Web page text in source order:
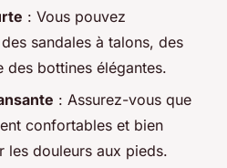
: Vous pouvez
sandales à talons, des
des bottines élégantes.
: Assurez-vous que
confortables et bien
les douleurs aux pieds.